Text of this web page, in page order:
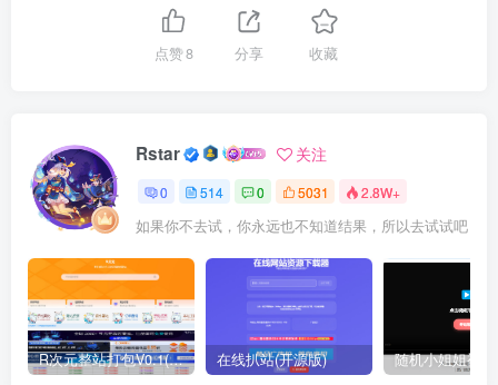
点赞8 分享 收藏
Rstar 关注
0 514 0 5031 2.8W+
如果你不去试，你永远也不知道结果，所以去试试吧
R次元整站打包V0.1(原创) 在线扒站(开源版)